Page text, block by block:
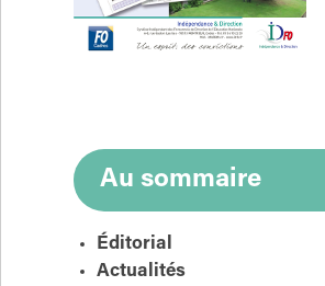
Au sommaire
Éditorial
Actualités